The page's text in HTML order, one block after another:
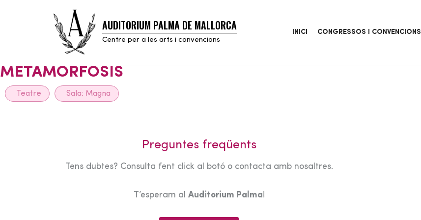
AUDITORIUM PALMA DE MALLORCA
Centre per a les arts i convencions
INICI CONGRESSOS I CONVENCIONS
METAMORFOSIS
Teatre Sala: Magna
Preguntes freqüents
Tens dubtes? Consulta fent click al botó o contacta amb nosaltres.
T’esperam al Auditorium Palma!